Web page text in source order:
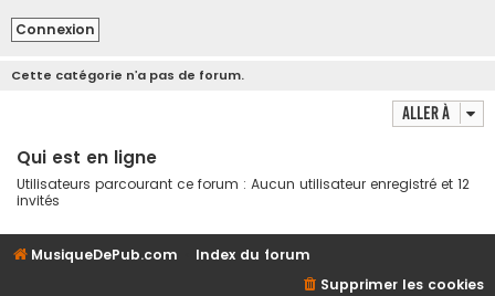
Cette catégorie n’a pas de forum.
Aller à
Qui est en ligne
Utilisateurs parcourant ce forum : Aucun utilisateur enregistré et 12
invités
MusiqueDePub.com
Index du forum
Supprimer les cookies